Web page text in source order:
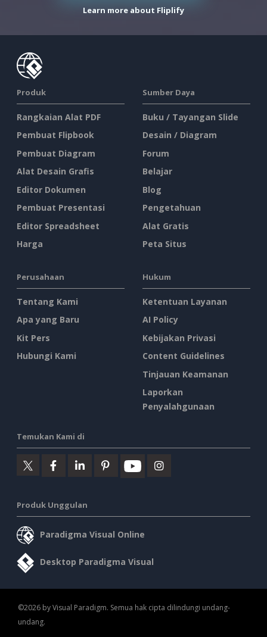
Learn more about Fliplify
Produk
Rangkaian Alat PDF
Pembuat Flipbook
Pembuat Diagram
Alat Desain Grafis
Editor Dokumen
Pembuat Presentasi
Editor Spreadsheet
Harga
Sumber Daya
Buku / Tayangan Slide
Desain / Diagram
Forum
Belajar
Blog
Pengetahuan
Alat Gratis
Peta Situs
Perusahaan
Tentang Kami
Apa yang Baru
Kit Pers
Hubungi Kami
Hukum
Ketentuan Layanan
AI Policy
Kebijakan Privasi
Content Guidelines
Tinjauan Keamanan
Laporkan
Penyalahgunaan
Temukan Kami di
Produk Unggulan
Paradigma Visual Online
Desktop Paradigma Visual
©2026 by Visual Paradigm. Semua hak cipta dilindungi undang-
undang.